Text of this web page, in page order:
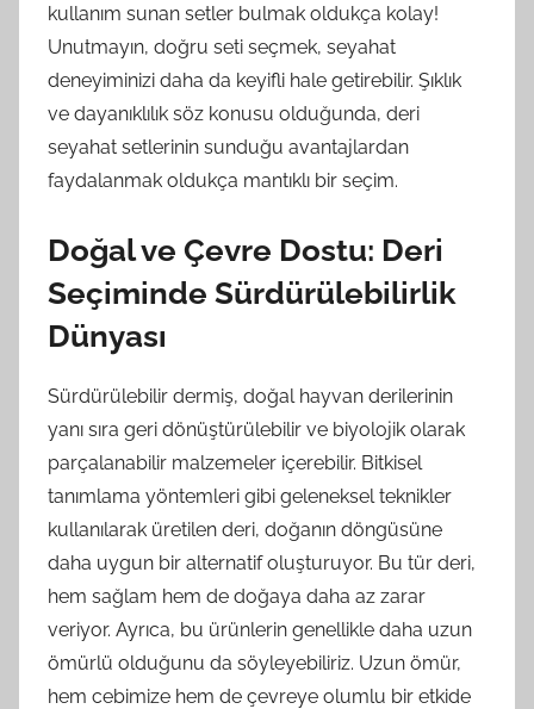
kullanım sunan setler bulmak oldukça kolay!
Unutmayın, doğru seti seçmek, seyahat
deneyiminizi daha da keyifli hale getirebilir. Şıklık
ve dayanıklılık söz konusu olduğunda, deri
seyahat setlerinin sunduğu avantajlardan
faydalanmak oldukça mantıklı bir seçim.
Doğal ve Çevre Dostu: Deri
Seçiminde Sürdürülebilirlik
Dünyası
Sürdürülebilir dermiş, doğal hayvan derilerinin
yanı sıra geri dönüştürülebilir ve biyolojik olarak
parçalanabilir malzemeler içerebilir. Bitkisel
tanımlama yöntemleri gibi geleneksel teknikler
kullanılarak üretilen deri, doğanın döngüsüne
daha uygun bir alternatif oluşturuyor. Bu tür deri,
hem sağlam hem de doğaya daha az zarar
veriyor. Ayrıca, bu ürünlerin genellikle daha uzun
ömürlü olduğunu da söyleyebiliriz. Uzun ömür,
hem cebimize hem de çevreye olumlu bir etkide